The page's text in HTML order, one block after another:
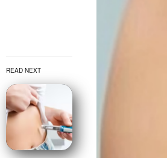
READ NEXT